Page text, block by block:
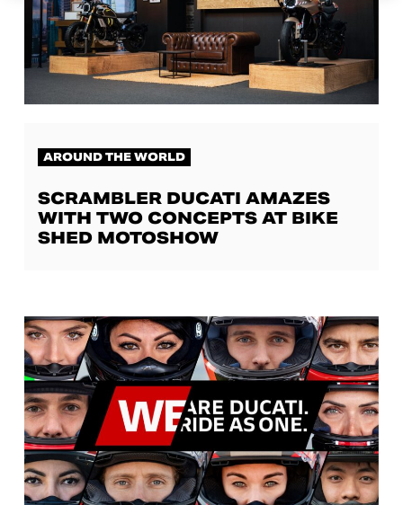
AROUND THE WORLD
SCRAMBLER DUCATI AMAZES
WITH TWO CONCEPTS AT BIKE
SHED MOTOSHOW